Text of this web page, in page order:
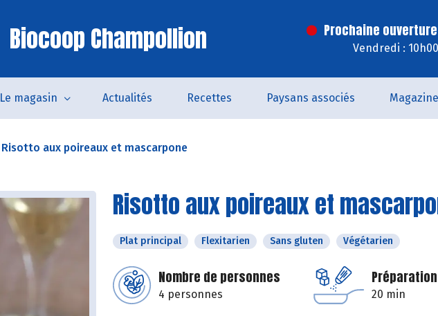
Biocoop Champollion Prochaine
Vendredi :
Le magasin Actualités Recettes Paysans associés
Risotto aux poireaux et mascarpone
Risotto aux poireaux et
Plat principal Flexitarien Sans gluten Végétarien
Nombre de personnes
4 personnes
Préparation
20 min